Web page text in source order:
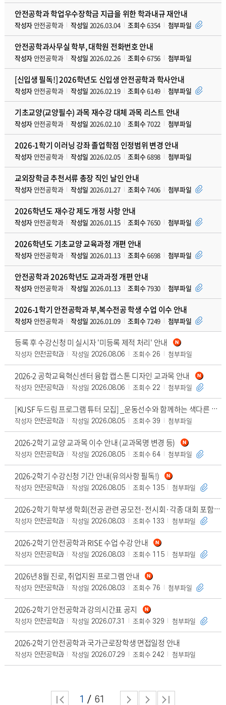
안전공학과 학업우수장학금 지급을 위한 학과내규 재안내
작성자안전공학과 작성일 2026.03.04 조회수6354 첨부파일
안전공학과사무실 학부, 대학원 전화번호 안내
작성자안전공학과 작성일 2026.02.26 조회수6756 첨부파일
[신입생 필독!] 2026학년도 신입생 안전공학과 학사안내
작성자안전공학과 작성일 2026.02.19 조회수6149 첨부파일
기초교양(교양필수) 과목 재수강 대체 과목 리스트 안내
작성자안전공학과 작성일 2026.02.10 조회수7022 첨부파일
2026-1학기 이러닝 강좌 졸업학점 인정범위 변경 안내
작성자안전공학과 작성일 2026.02.05 조회수6898 첨부파일
교외장학금 추천서류 총장 직인 날인 안내
작성자안전공학과 작성일 2026.01.27 조회수7406 첨부파일
2026학년도 재수강 제도 개정 사항 안내
작성자안전공학과 작성일 2026.01.15 조회수7650 첨부파일
2026학년도 기초교양 교육과정 개편 안내
작성자안전공학과 작성일 2026.01.13 조회수6698 첨부파일
안전공학과 2026학년도 교과과정 개편 안내
작성자안전공학과 작성일 2026.01.13 조회수7930 첨부파일
2026-1학기 안전공학과 부,복수전공 학생 수업 이수 안내
작성자안전공학과 작성일 2026.01.09 조회수7249 첨부파일
등록 후 수강신청 미 실시자 '미등록 제적 처리' 안내
작성자 안전공학과 작성일 2026.08.06 조회수 26 첨부파일
2026-2 공학교육혁신센터 융합 캡스톤 디자인 교과목 안내
작성자 안전공학과 작성일 2026.08.06 조회수 22 첨부파일
[KUSF 두드림 프로그램 튜터 모집] _운동선수와 함께하는 색다른 교류형 수업
작성자 안전공학과 작성일 2026.08.05 조회수 39 첨부파일
2026-2학기 교양 교과목 이수 안내 (교과목명 변경 등)
작성자 안전공학과 작성일 2026.08.05 조회수 64 첨부파일
2026-2학기 수강신청 기간 안내(유의사항 필독!)
작성자 안전공학과 작성일 2026.08.05 조회수 135 첨부파일
2026-2학기 학부생 학회(전공 관련 공모전·전시회·각종 대회 포함)발표 지원 프로그램 안내
작성자 안전공학과 작성일 2026.08.03 조회수 133 첨부파일
2026-2학기 안전공학과 RISE 수업 수강 안내
작성자 안전공학과 작성일 2026.08.03 조회수 115 첨부파일
2026년 8월 진로, 취업지원 프로그램 안내
작성자 안전공학과 작성일 2026.08.03 조회수 76 첨부파일
2026-2학기 안전공학과 강의시간표 공지
작성자 안전공학과 작성일 2026.07.31 조회수 329 첨부파일
2026-2학기 안전공학과 국가근로장학생 면접일정 안내
작성자 안전공학과 작성일 2026.07.29 조회수 242 첨부파일
1 61